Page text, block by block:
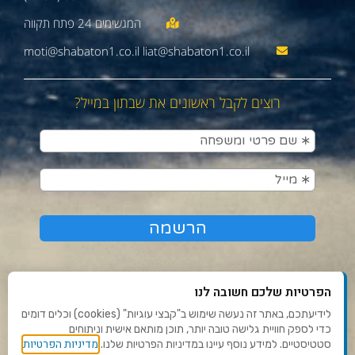
moti@shabaton1.co.il liat@shabaton1.co.il
רוצים לקבל ראשונים את שבתון במייל?
תנאי שימוש ומדיניות פרטיות
הפרטיות שלכם חשובה לנו
לידיעתכם, באתר זה נעשה שימוש ב"קבצי עוגיות" (cookies) וכלים דומים
כדי לספק חוויית גלישה טובה יותר, תוכן מותאם אישית וניתוחים
סטטיסטיים. למידע נוסף עיינו במדיניות הפרטיות שלנו. מדיניות הפרטיות